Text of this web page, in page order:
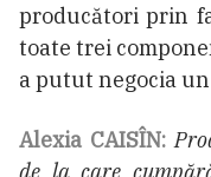
producători prin
toate trei
a putut negocia
Alexia CAISÎN:
de la care